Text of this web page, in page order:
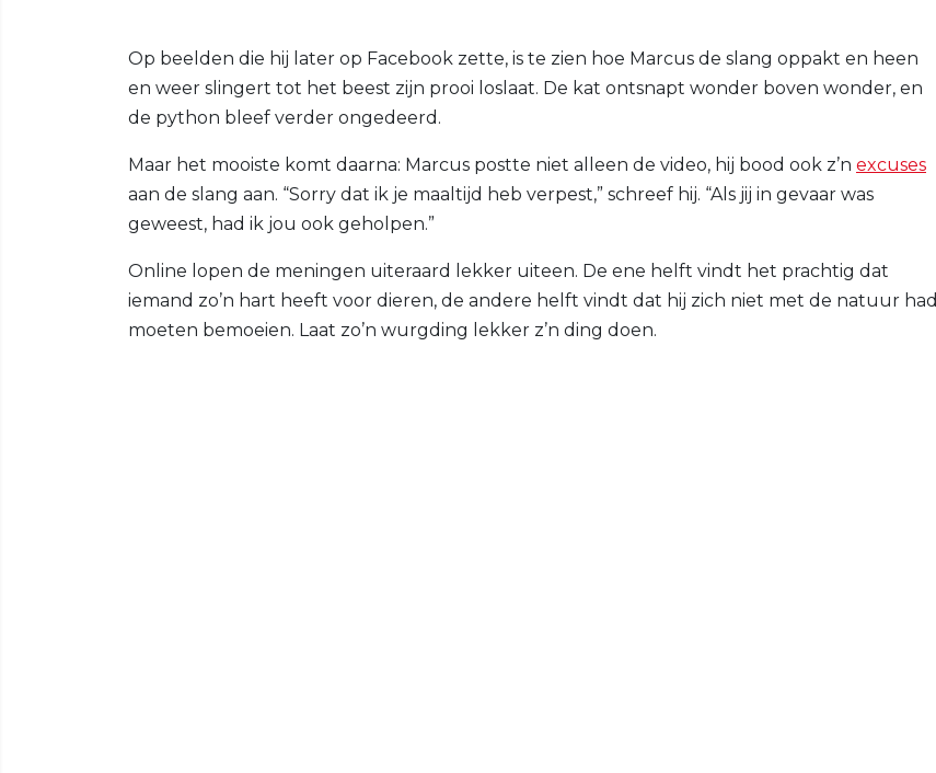
Op beelden die hij later op Facebook zette, is te zien hoe Marcus de slang oppakt en heen
en weer slingert tot het beest zijn prooi loslaat. De kat ontsnapt wonder boven wonder, en
de python bleef verder ongedeerd.
Maar het mooiste komt daarna: Marcus postte niet alleen de video, hij bood ook z’n excuses
aan de slang aan. “Sorry dat ik je maaltijd heb verpest,” schreef hij. “Als jij in gevaar was
geweest, had ik jou ook geholpen.”
Online lopen de meningen uiteraard lekker uiteen. De ene helft vindt het prachtig dat
iemand zo’n hart heeft voor dieren, de andere helft vindt dat hij zich niet met de natuur had
moeten bemoeien. Laat zo’n wurgding lekker z’n ding doen.